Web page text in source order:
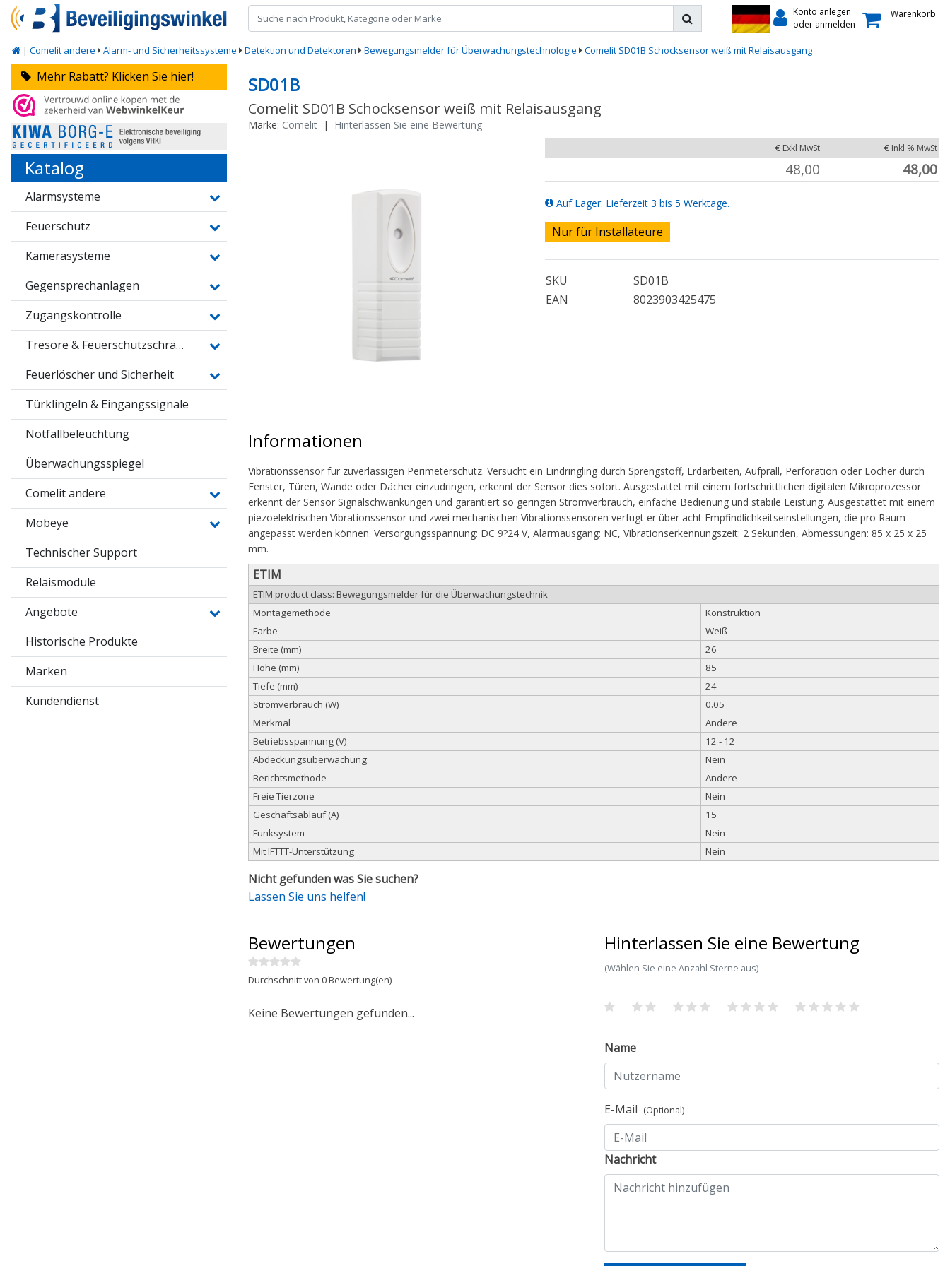
Konto anlegen
oder anmelden
Warenkorb
| Comelit andere Alarm- und Sicherheitssysteme Detektion und Detektoren Bewegungsmelder für Überwachungstechnologie Comelit SD01B Schocksensor weiß mit Relaisausgang
Mehr Rabatt? Klicken Sie hier!
Katalog
Alarmsysteme
Feuerschutz
Kamerasysteme
Gegensprechanlagen
Zugangskontrolle
Tresore & Feuerschutzschränke
Feuerlöscher und Sicherheit
Türklingeln & Eingangssignale
Notfallbeleuchtung
Überwachungsspiegel
Comelit andere
Mobeye
Technischer Support
Relaismodule
Angebote
Historische Produkte
Marken
Kundendienst
SD01B
Comelit SD01B Schocksensor weiß mit Relaisausgang
Marke: Comelit | Hinterlassen Sie eine Bewertung
€ Exkl MwSt € Inkl % MwSt
48,00 48,00
Auf Lager: Lieferzeit 3 bis 5 Werktage.
Nur für Installateure
SKU
SD01B
EAN
8023903425475
Informationen
Vibrationssensor für zuverlässigen Perimeterschutz. Versucht ein Eindringling durch Sprengstoff, Erdarbeiten, Aufprall, Perforation oder Löcher durch
Fenster, Türen, Wände oder Dächer einzudringen, erkennt der Sensor dies sofort. Ausgestattet mit einem fortschrittlichen digitalen Mikroprozessor
erkennt der Sensor Signalschwankungen und garantiert so geringen Stromverbrauch, einfache Bedienung und stabile Leistung. Ausgestattet mit einem
piezoelektrischen Vibrationssensor und zwei mechanischen Vibrationssensoren verfügt er über acht Empfindlichkeitseinstellungen, die pro Raum
angepasst werden können. Versorgungsspannung: DC 9?24 V, Alarmausgang: NC, Vibrationserkennungszeit: 2 Sekunden, Abmessungen: 85 x 25 x 25
mm.
ETIM
ETIM product class: Bewegungsmelder für die Überwachungstechnik
Montagemethode
Konstruktion
Farbe
Weiß
Breite (mm)
26
Höhe (mm)
85
Tiefe (mm)
24
Stromverbrauch (W)
0.05
Merkmal
Andere
Betriebsspannung (V)
12 - 12
Abdeckungsüberwachung
Nein
Berichtsmethode
Andere
Freie Tierzone
Nein
Geschäftsablauf (A)
15
Funksystem
Nein
Mit IFTTT-Unterstützung
Nein
Nicht gefunden was Sie suchen?
Lassen Sie uns helfen!
Bewertungen
Durchschnitt von 0 Bewertung(en)
Keine Bewertungen gefunden...
Hinterlassen Sie eine Bewertung
(Wählen Sie eine Anzahl Sterne aus)
Name
E-Mail (Optional)
Nachricht